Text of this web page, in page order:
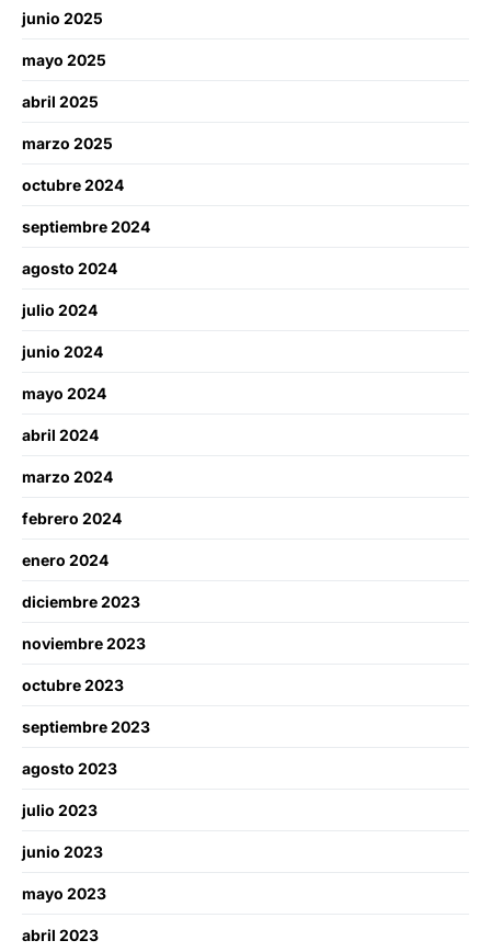
junio 2025
mayo 2025
abril 2025
marzo 2025
octubre 2024
septiembre 2024
agosto 2024
julio 2024
junio 2024
mayo 2024
abril 2024
marzo 2024
febrero 2024
enero 2024
diciembre 2023
noviembre 2023
octubre 2023
septiembre 2023
agosto 2023
julio 2023
junio 2023
mayo 2023
abril 2023